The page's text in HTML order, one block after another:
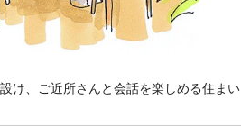
け、ご近所さんと会話を楽しめる住まい